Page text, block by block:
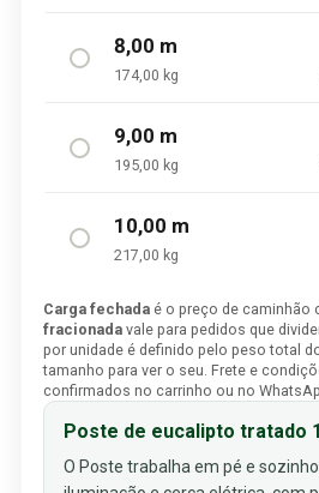
8,00 m
174,00 kg
9,00 m
195,00 kg
10,00 m
217,00 kg
Carga fechada é o preço de caminhão
fracionada vale para pedidos que
por unidade é definido pelo peso total
tamanho para ver o seu. Frete e
confirmados no carrinho ou no
Poste de eucalipto tratado
O Poste trabalha em pé e